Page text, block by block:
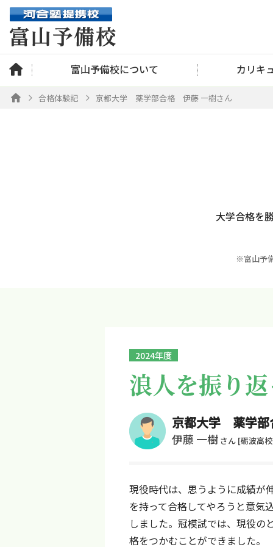
富山予備校について カリキ
合格体験記 京都大学 薬学部合格 伊藤 一樹さん
大学合格を
※富山予
2024年度
浪人を振り
京都大学 薬学部
伊藤 一樹 さん [砺波高
現役時代は、思うように成績が
を持って合格してやろうと意気
しました。冠模試では、現役の
格をつかむことができました。